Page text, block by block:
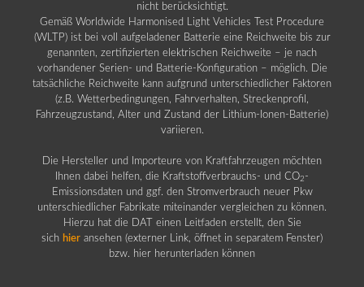
nicht berücksichtigt.
Gemäß Worldwide Harmonised Light Vehicles Test Procedure
(WLTP) ist bei voll aufgeladener Batterie eine Reichweite bis zur
genannten, zertifizierten elektrischen Reichweite – je nach
vorhandener Serien- und Batterie-Konfiguration – möglich. Die
tatsächliche Reichweite kann aufgrund unterschiedlicher Faktoren
(z.B. Wetterbedingungen, Fahrverhalten, Streckenprofil,
Fahrzeugzustand, Alter und Zustand der Lithium-Ionen-Batterie)
variieren.
Die Hersteller und Importeure von Kraftfahrzeugen möchten
Ihnen dabei helfen, die Kraftstoffverbrauchs- und CO2 -
Emissionsdaten und ggf. den Stromverbrauch neuer Pkw
unterschiedlicher Fabrikate miteinander vergleichen zu können.
Hierzu hat die DAT einen Leitfaden erstellt, den Sie
sich hier ansehen (externer Link, öffnet in separatem Fenster)
bzw. hier herunterladen können